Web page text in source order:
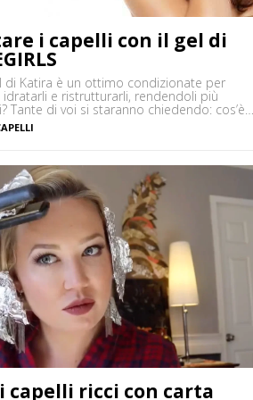
i capelli con il gel di
di Katira è un ottimo condizionate per
idratarli e ristrutturarli, rendendoli più
Tante di voi si staranno chiedendo: cos’è
Gomma Adragante è una resina
ottenuta dalla linfa essiccata di Astragalus
capelli ricci con carta